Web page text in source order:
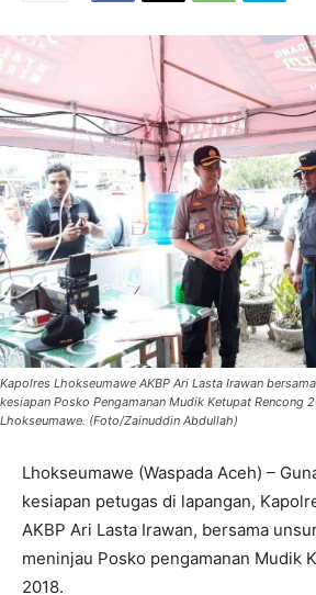
Kapolres Lhokseumawe AKBP Ari Lasta Irawan
kesiapan Posko Pengamanan Mudik Ketupat Rencong
Lhokseumawe. (Foto/Zainuddin Abdullah)
Lhokseumawe (Waspada Aceh) –
kesiapan petugas di lapangan,
AKBP Ari Lasta Irawan, bersama
meninjau Posko pengamanan Mudik
2018.